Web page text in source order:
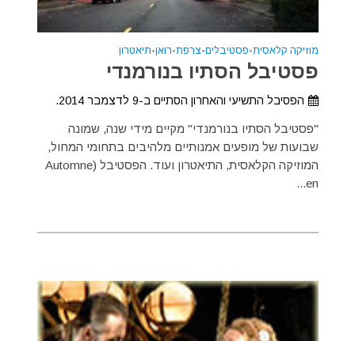
מוזיקה קלאסית•פסטיבלים•צרפת•רוּאן•תיאטרון
פסטיבל הסתיו בנורמנדי
הפסיבל התשיעי והאחרון הסתיים ב-9 לדצמבר 2014.
"פסטיבל הסתיו בנורמנדי" מקיים מידי שנה, שמונה
שבועות של מופעים אמנותיים מלהיבים בתחומי המחול,
המוזיקה הקלאסית, התיאטרון ועוד. הפסטיבל (Automne
en...